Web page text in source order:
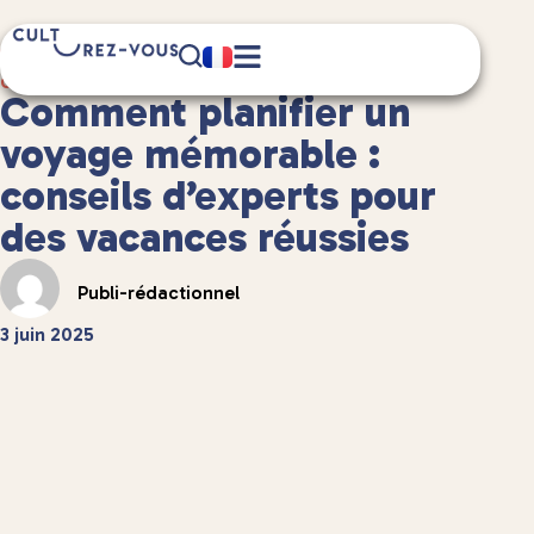
Guides de voyage
5 minute(s) de lecture
Comment planifier un
voyage mémorable :
conseils d’experts pour
des vacances réussies
Publi-rédactionnel
3 juin 2025